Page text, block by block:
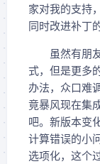
家对我的支持
同时改进补丁
虽然有朋友
式，但是更多
办法，众口难
竟暴风现在集
吧。新版本变
计算错误的小
选项化，这个